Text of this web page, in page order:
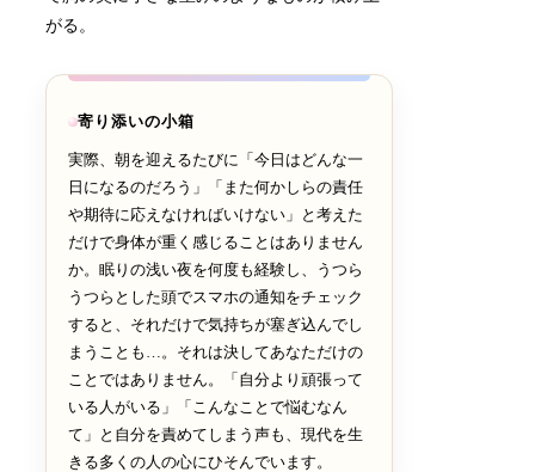
がる。
寄り添いの小箱
実際、朝を迎えるたびに「今日はどんな一
日になるのだろう」「また何かしらの責任
や期待に応えなければいけない」と考えた
だけで身体が重く感じることはありません
か。眠りの浅い夜を何度も経験し、うつら
うつらとした頭でスマホの通知をチェック
すると、それだけで気持ちが塞ぎ込んでし
まうことも…。それは決してあなただけの
ことではありません。「自分より頑張って
いる人がいる」「こんなことで悩むなん
て」と自分を責めてしまう声も、現代を生
きる多くの人の心にひそんでいます。